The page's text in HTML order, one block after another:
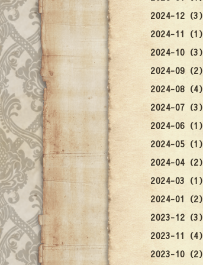
2024-12（3）
2024-11（1）
2024-10（3）
2024-09（2）
2024-08（4）
2024-07（3）
2024-06（1）
2024-05（1）
2024-04（2）
2024-03（1）
2024-01（2）
2023-12（3）
2023-11（4）
2023-10（2）